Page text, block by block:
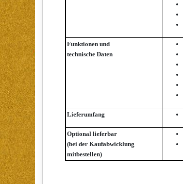
Funktionen und
technische Daten
Lieferumfang
Optional lieferbar
(bei der Kaufabwicklung
mitbestellen)